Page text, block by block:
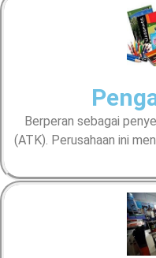
Berperan sebagai
(ATK). Perusahaan ini